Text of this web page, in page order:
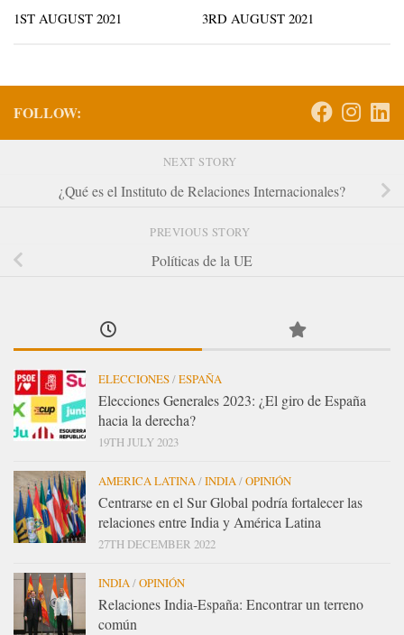
1ST AUGUST 2021 3RD AUGUST 2021
FOLLOW:
NEXT STORY
¿Qué es el Instituto de Relaciones Internacionales?
PREVIOUS STORY
Políticas de la UE
ELECCIONES/ESPAÑA
Elecciones Generales 2023: ¿El giro de España
hacia la derecha?
19TH JULY 2023
AMERICA LATINA/INDIA/OPINIÓN
Centrarse en el Sur Global podría fortalecer las
relaciones entre India y América Latina
27TH DECEMBER 2022
INDIA/OPINIÓN
Relaciones India-España: Encontrar un terreno
común